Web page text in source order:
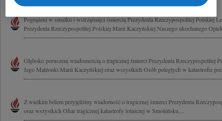
Pogrążeni w smutku i wstrząśnięci śmiercią Prezydenta Rzeczypospolitej Polskiej
Prezydenta Rzeczypospolitej Polskiej Marii Kaczyńskiej Naszego ukochanego
Głęboko poruszeni wiadomością o tragicznej śmierci Prezydenta Rzeczypospolitej
Jego Małżonki Marii Kaczyńskiej oraz wszystkich Osób poległych w katastrofie
Z wielkim bólem przyjęliśmy wiadomość o tragicznej śmierci Prezydenta
oraz wszystkich Ofiar tragicznej katastrofy lotniczej w Smoleńsku,...